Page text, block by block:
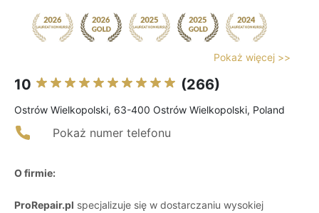
Pokaż więcej >>
10 (266)
Ostrów Wielkopolski, 63-400 Ostrów Wielkopolski, Poland
Pokaż numer telefonu
O firmie:
ProRepair.pl specjalizuje się w dostarczaniu wysokiej